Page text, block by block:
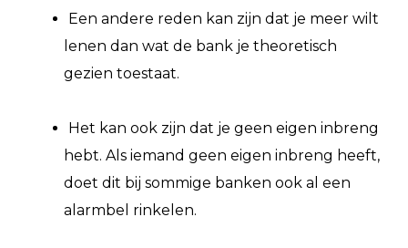
Een andere reden kan zijn dat je meer wilt
lenen dan wat de bank je theoretisch
gezien toestaat.
Het kan ook zijn dat je geen eigen inbreng
hebt. Als iemand geen eigen inbreng heeft,
doet dit bij sommige banken ook al een
alarmbel rinkelen.